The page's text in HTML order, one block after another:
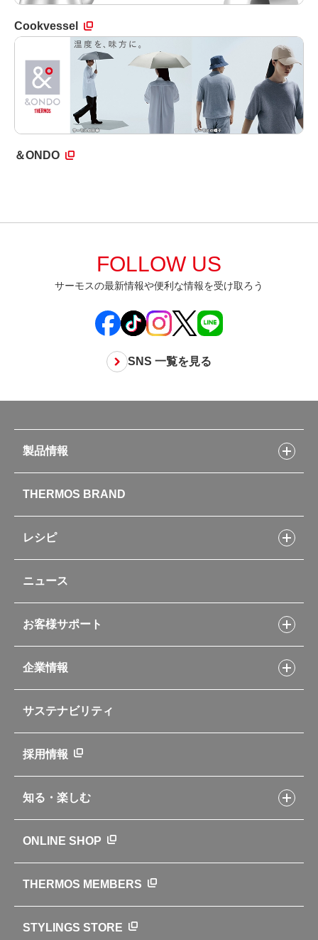
Cookvessel
＆ONDO
FOLLOW US
サーモスの最新情報や便利な情報を受け取ろう
SNS 一覧を見る
製品情報
水筒
お弁当
キッチン用品
ポット・アイスペール
コーヒーメーカー
ソフトクーラー・バッグ
自転車専用ボトル
アパレル小物
新製品一覧
カタログ
THERMOS BRAND
レシピ
フライパンレシピ
シャトルシェフレシピ
スープジャーレシピ
イージースモーカーレシピ
レシピ本のご紹介
ニュース
お客様サポート
交換用部品の購入方法
部品の種類や販売状況を調べる
よくあるご質問・お問い合わせ
企業情報
企業理念
会社概要
ニュース
世界のサーモス
サーモスの歴史
サステナビリティ
採用情報
知る・楽しむ
クラブサーモス
WEBマガジン
お弁当にエールを込めて
ONLINE SHOP
THERMOS MEMBERS
STYLINGS STORE